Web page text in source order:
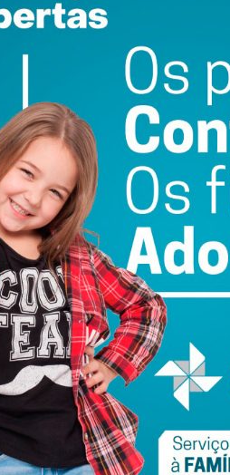
Casos confirmados com base no
DGS de 31 de agosto
Recuperados e óbitos com base em
Casos confirmados com base no
DGS de 31 de agosto
Casos confirmados com base no
DGS de 31 de agosto
Casos confirmados com base no
DGS de 31 de agosto
Casos confirmados com base no
DGS de 31 de agosto
Recuperados e óbitos com base em
(26/07)
Casos confirmados com base no
DGS de 31 de agosto
Recuperados e óbitos com base em
(26/07)